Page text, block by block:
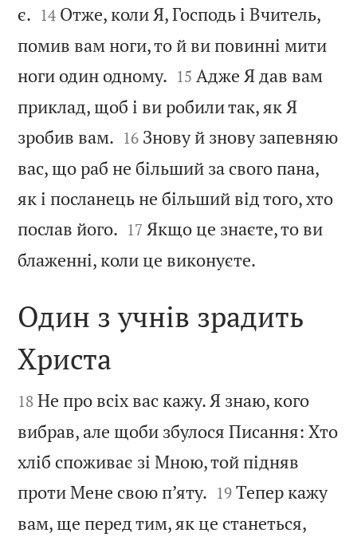
є. 

14 Отже, коли Я, Господь і Вчитель,
помив вам ноги, то й ви повинні мити
ноги один одному. 

15 Адже Я дав вам
приклад, щоб і ви робили так, як Я
зробив вам. 

16 Знову й знову запевняю
вас, що раб не більший за свого пана,
як і посланець не більший від того, хто
послав його. 

17 Якщо це знаєте, то ви
блаженні, коли це виконуєте.

Один з учнів зрадить
Христа

18 Не про всіх вас кажу. Я знаю, кого
вибрав, але щоби збулося Писання: Хто
хліб споживає зі Мною, той підняв
проти Мене свою п’яту. 

19 Тепер кажу
вам, ще перед тим, як це станеться,